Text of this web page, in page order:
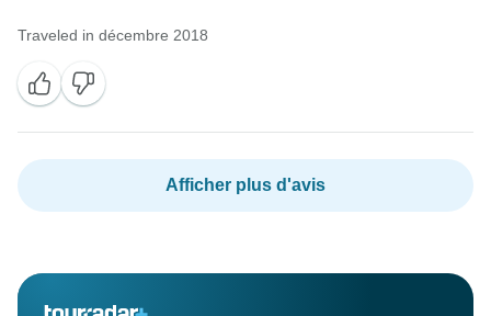
Traveled in décembre 2018
Afficher plus d'avis